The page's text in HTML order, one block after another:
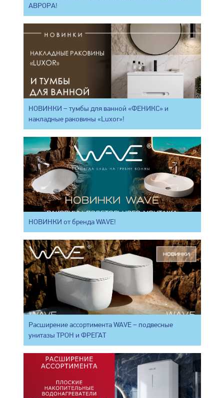
АВРОРА!
НОВИНКИ – тумбы для ванной «ФЕНИКС» и
накладные раковины «Luxor»!
НОВИНКИ от бренда WAVE!
Расширение ассортимента WAVE – подвесные
унитазы ТРОН и ФРЕГАТ